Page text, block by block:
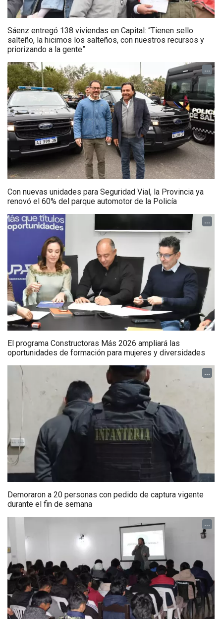
Sáenz entregó 138 viviendas en Capital: “Tienen sello
salteño, la hicimos los salteños, con nuestros recursos y
priorizando a la gente”
...
Con nuevas unidades para Seguridad Vial, la Provincia ya
renovó el 60% del parque automotor de la Policía
...
El programa Constructoras Más 2026 ampliará las
oportunidades de formación para mujeres y diversidades
...
Demoraron a 20 personas con pedido de captura vigente
durante el fin de semana
...